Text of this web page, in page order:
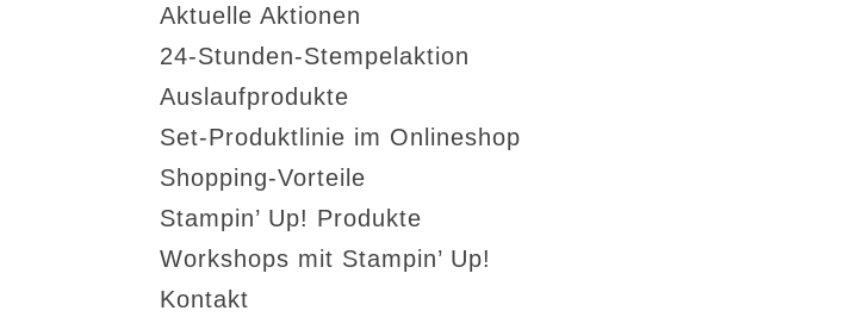
Aktuelle Aktionen
24-Stunden-Stempelaktion
Auslaufprodukte
Set-Produktlinie im Onlineshop
Shopping-Vorteile
Stampin’ Up! Produkte
Workshops mit Stampin’ Up!
Kontakt